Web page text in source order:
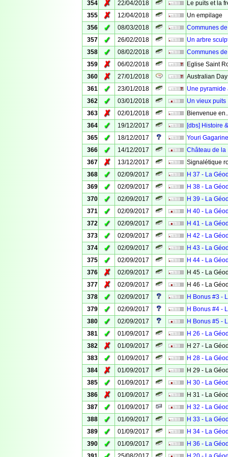
354
✗ 22/04/2018
Le puits et la
355
✗ 12/04/2018
Un empilage
356
✓ 08/03/2018
Communes
357
✓ 26/02/2018
Un arbre
358
✓ 08/02/2018
Communes
359
✗ 06/02/2018
Eglise Saint
360
✗ 27/01/2018
Australian
361
✓ 23/01/2018
Une pyramide
362
✓ 03/01/2018
Un vieux puits
363
✗ 02/01/2018
Bienvenue
364
✓ 19/12/2017
[dbs] Histoire
365
✓ 18/12/2017
Youri Gagarine
366
✓ 14/12/2017
Château de la
367
✗ 13/12/2017
Signalétique
368
✓ 02/09/2017
H 37 - La
369
✓ 02/09/2017
H 38 - La
370
✓ 02/09/2017
H 39 - La
371
✓ 02/09/2017
H 40 - La
372
✓ 02/09/2017
H 41 - La
373
✓ 02/09/2017
H 42 - La
374
✓ 02/09/2017
H 43 - La
375
✓ 02/09/2017
H 44 - La
376
✗ 02/09/2017
H 45 - La
377
✗ 02/09/2017
H 46 - La
378
✓ 02/09/2017
H Bonus #3 -
379
✓ 02/09/2017
H Bonus #4 -
380
✓ 02/09/2017
H Bonus #5 -
381
✓ 01/09/2017
H 26 - La
382
✗ 01/09/2017
H 27 - La
383
✓ 01/09/2017
H 28 - La
384
✗ 01/09/2017
H 29 - La
385
✓ 01/09/2017
H 30 - La
386
✗ 01/09/2017
H 31 - La
387
✓ 01/09/2017
H 32 - La
388
✓ 01/09/2017
H 33 - La
389
✓ 01/09/2017
H 34 - La
390
✓ 01/09/2017
H 36 - La